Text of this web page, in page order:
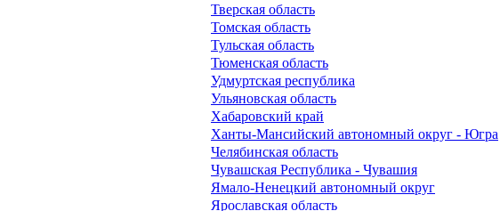
Тверская область
Томская область
Тульская область
Тюменская область
Удмуртская республика
Ульяновская область
Хабаровский край
Ханты-Мансийский автономный округ - Югра
Челябинская область
Чувашская Республика - Чувашия
Ямало-Ненецкий автономный округ
Ярославская область